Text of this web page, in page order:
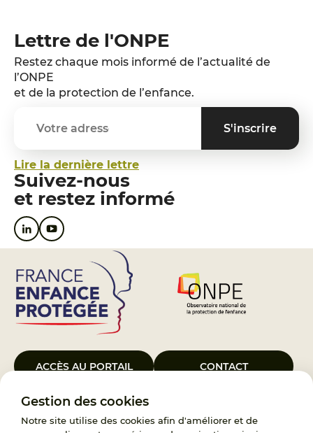
Gestion des cookies
Notre site utilise des cookies afin d'améliorer et de
Lettre de l'ONPE
Restez chaque mois informé de l’actualité de
l’ONPE
et de la protection de l’enfance.
Lire la dernière lettre
Suivez-nous
et restez informé
ACCÈS AU PORTAIL CONTACT
Le Groupement d’Intérêt Public France Enfance Protégée, créé le 5
janvier 2023, a pour objet d’assurer les missions de service public du
119, d’accompagnement des adoptants et de traitement des